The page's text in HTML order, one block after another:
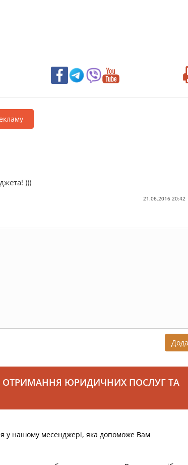
)))
21.06.2016 20:42
ОТРИМАННЯ ЮРИДИЧНИХ ПОСЛУГ ТА
у нашому месенджері, яка допоможе Вам